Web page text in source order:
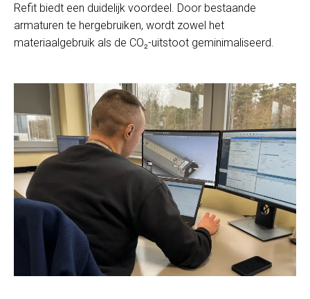
Refit biedt een duidelijk voordeel. Door bestaande
armaturen te hergebruiken, wordt zowel het
materiaalgebruik als de CO₂-uitstoot geminimaliseerd.